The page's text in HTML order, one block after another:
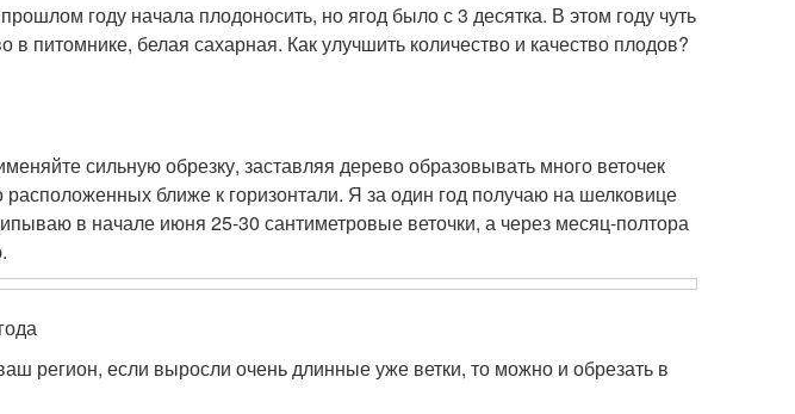
году начала плодоносить, но ягод было с 3 десятка. В этом году чуть
питомнике, белая сахарная. Как улучшить количество и качество плодов?
сильную обрезку, заставляя дерево образовывать много веточек
расположенных ближе к горизонтали. Я за один год получаю на шелковице
в начале июня 25-30 сантиметровые веточки, а через месяц-полтора
регион, если выросли очень длинные уже ветки, то можно и обрезать в